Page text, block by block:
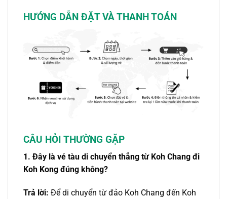
HƯỚNG DẪN ĐẶT VÀ THANH TOÁN
CÂU HỎI THƯỜNG GẶP
1. Đây là vé tàu di chuyển thẳng từ Koh Chang đi
Koh Kong đúng không?
Trả lời: Để di chuyển từ đảo Koh Chang đến Koh